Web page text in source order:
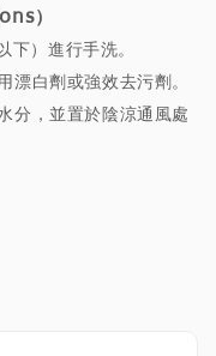
）
）進行手洗。
白劑或強效去污劑。
分，並置於陰涼通風處